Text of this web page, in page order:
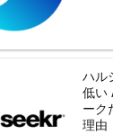
ハル
低い
ーク
理由